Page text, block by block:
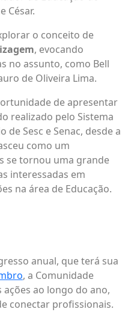
César​.
o conceito de
, evocando
no assunto, como Bell
de Oliveira Lima.
de apresentar
realizado pelo Sistema
de Sesc e Senac, desde a
como um
se tornou uma grande
interessadas em
na área de Educação.
anual, que terá sua
, a Comunidade
ao longo do ano,
conectar profissionais.